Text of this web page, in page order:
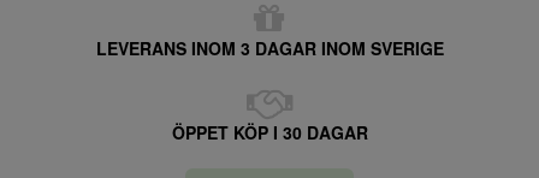
LEVERANS INOM 3 DAGAR INOM SVERIGE
ÖPPET KÖP I 30 DAGAR